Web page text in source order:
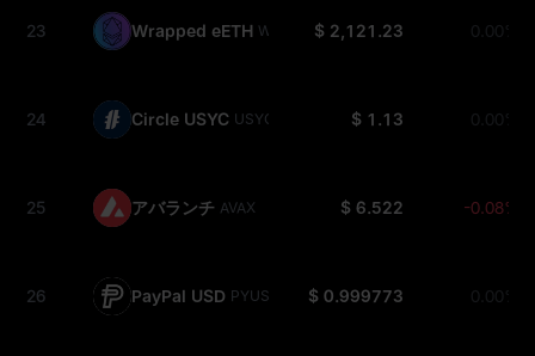
23 Wrapped eETH WEETH $ 2,121.23 0.00%
24 Circle USYC USYC $ 1.13 0.00%
25 アバランチ AVAX $ 6.522 -0.08%
26 PayPal USD PYUSD $ 0.999773 0.00%